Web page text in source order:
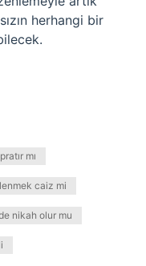
herhangi bir
mı
caiz mi
nikah olur mu